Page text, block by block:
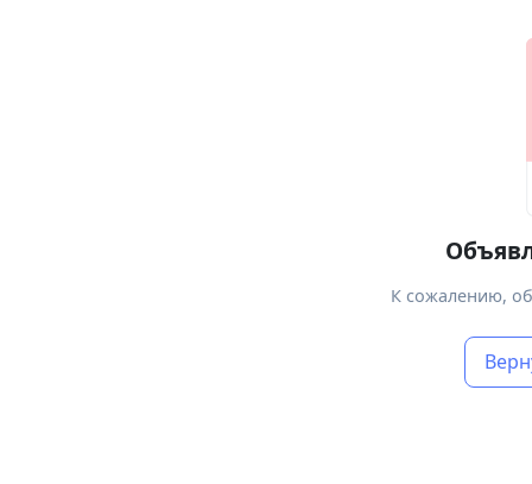
К сожалению,